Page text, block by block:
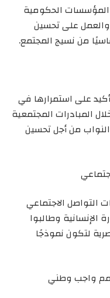
المؤسسات الحكومية
على تحسين
من نسيج المجتمع.
على استمرارها في
المبادرات المجتمعية
من أجل تحسين
الاجتماعي
وطالبوا
لتكون نموذجًا
واجب وطني